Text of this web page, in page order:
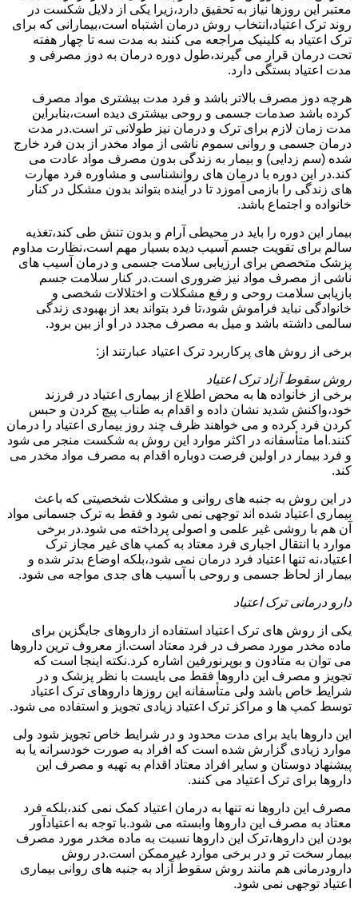
معتبر این روزها نیاز به تحقیق دارد،زیرا یکی از دلایل شکست در
روند ترک اعتیاد،انتخاب روش درمان اشتباه است،بیمارانی که برای
ترک اعتیاد به کلینیک مراجعه می کنند به مدت سه تا چهار هفته
تحت درمان قرار می گیرند،طول دوره درمان به دوز مصرفی و
مدت اعتیاد بستگی دارد.
هرچه دوز مصرف بالاتر باشد و فرد مدت بیشتری مواد مصرف
کرده باشد صدمات جسمی و روحی بیشتری دیده است،بنابراین
مدت زمان لازم برای ترک و درمان نیز طولانی تر است.در مدت
درمان جسمی و روانی سموم ناشی از مواد مخدر از بدن فرد خارج
شده (سم زدایی) و بیمار به زندگی بدون مصرف مواد عادت می
کند.در این دوره با درمان های روانشناسی و مشاوره فرد مهارت
های زندگی را بازمی آموزد تا در آینده بتواند بدون مشکل در کنار
خانواده و اجتماع باشد.
بیمار این دوره را باید در محیطی آرام و بدون تنش طی کند،تغذیه
سالم برای تقویت جسم آسیب دیده بسیار مهم است،نظارت مداوم
پزشک متخصص برای ارزیابی سلامت جسمی و درمان آسیب های
ناشی از مصرف مواد نیز ضروری است.در کنار سلامت جسم
بازیابی سلامت روحی و رفع مشکلات و اختلالات شخصی و
خانوادگی نباید فراموش شود،تا فرد بتواند بعد از بهبودی زندگی
سالمی داشته باشد و میل به مصرف مجدد در او از بین برود.
برخی از روش های پرکاربرد ترک اعتیاد عبارتند از:
روش سقوط آزاد ترک اعتیاد
برخی از خانواده ها به محض اطلاع از بیماری اعتیاد در فرزند
خود،واکنش شدید نشان داده و اقدام به طناب پیچ کردن و حبس
کردن فرد کرده و می خواهند ظرف چند روز بیماری اعتیاد را درمان
کنند.اما متأسفانه در اکثر موارد این روش به شکست منجر می شود
و فرد بیمار در اولین فرصت دوباره اقدام به مصرف مواد مخدر می
کند.
در این روش به جنبه های روانی و مشکلات شخصیتی که باعث
بیماری اعتیاد شده اند توجهی نمی شود و فقط به ترک جسمانی مواد
آن هم با روشی غیر علمی و اصولی پرداخته می شود.در برخی
موارد با انتقال اجباری فرد معتاد به کمپ های غیر مجاز ترک
اعتیاد،نه تنها اعتیاد فرد درمان نمی شود،بلکه اوضاع بدتر شده و
بیمار از لحاظ جسمی و روحی با آسیب های جدی مواجه می شود.
دارو درمانی ترک اعتیاد
یکی از روش های ترک اعتیاد استفاده از داروهای جایگزین برای
ماده مخدر مورد مصرف در فرد معتاد است.از معروف ترین داروها
می توان به متادون و بوپرنورفین اشاره کرد.نکته اینجا است که
تجویز و مصرف این داروها فقط می بایست با نظر پزشک و در
شرایط خاص باشد ولی متأسفانه این روزها داروهای ترک اعتیاد
توسط کمپ ها و مراکز ترک اعتیاد زیادی تجویز و استفاده می شود.
این داروها باید برای مدت محدود و در شرایط خاص تجویز شود ولی
موارد زیادی گزارش شده است که افراد به صورت خودسرانه یا به
پیشنهاد دوستان و سایر افراد معتاد اقدام به تهیه و مصرف این
داروها برای ترک اعتیاد می کنند.
مصرف این داروها نه تنها به درمان اعتیاد کمک نمی کند،بلکه فرد
معتاد به مصرف این داروها وابسته می شود.با توجه به اعتیادآور
بودن این داروها،ترک این داروها نسبت به ماده مخدر مورد مصرف
بیمار سخت تر و در برخی موارد غیرممکن است.در روش
دارودرمانی هم مانند روش سقوط آزاد به جنبه های روانی بیماری
اعتیاد توجهی نمی شود.